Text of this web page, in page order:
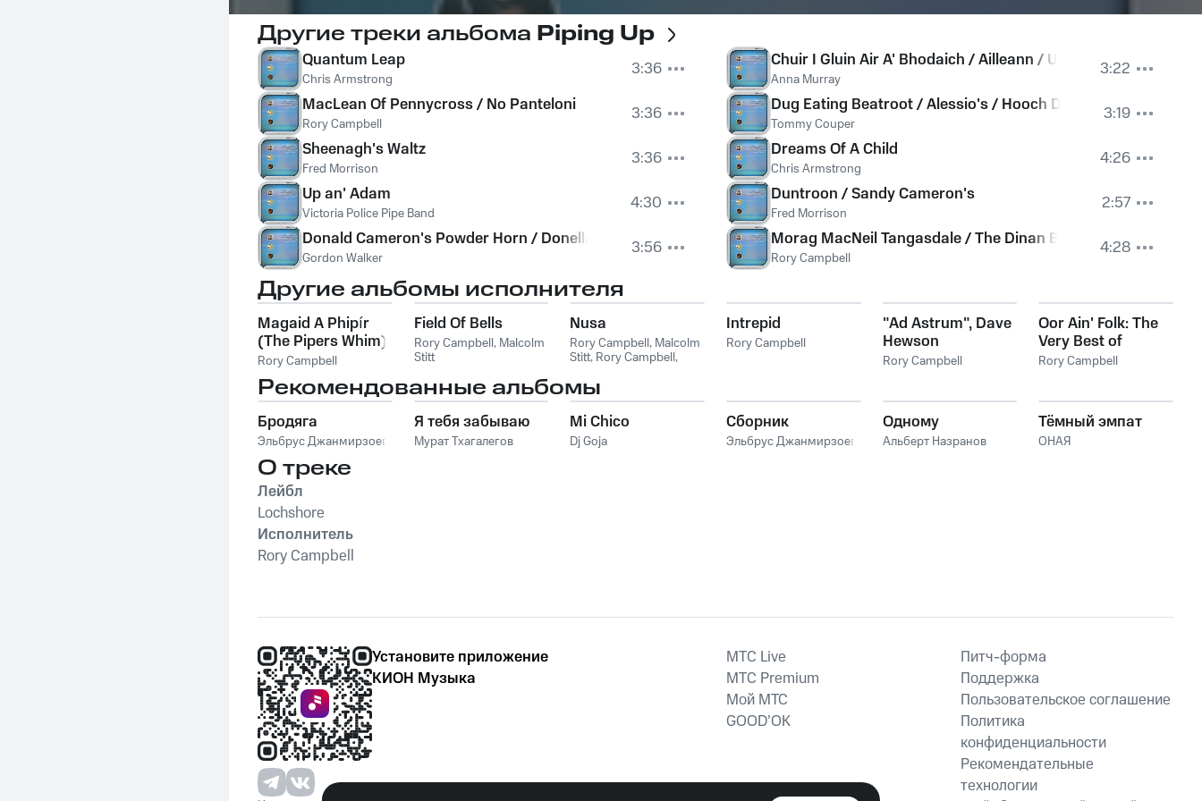
Другие треки альбома Piping Up
Quantum Leap
Chris Armstrong
3:36
MacLean Of Pennycross / No Panteloni
Rory Campbell
3:36
Sheenagh's Waltz
Fred Morrison
3:36
Up an' Adam
Victoria Police Pipe Band
4:30
Donald Cameron's Powder Horn / Donella Beaton / Troy's Wedding / Glasgow City Police Pipers
Gordon Walker 3:56
Chuir I Gluin Air A' Bhodaich / Ailleann / Untitled Reel / In And
Anna Murray
3:22
Dug Eating Beatroot / Alessio's / Hooch Drinker's Jig
Tommy Couper
3:19
Dreams Of A Child
Chris Armstrong
4:26
Duntroon / Sandy Cameron's
Fred Morrison
2:57
Morag MacNeil Tangasdale / The Dinan Brog Donnachadh
Rory Campbell 4:28
Другие альбомы исполнителя
Magaid A Phipír
(The Pipers Whim)
Rory Campbell
Field Of Bells
Rory Campbell, Malcolm
Stitt
Nusa
Rory Campbell, Malcolm
Stitt, Rory Campbell,
Intrepid
Rory Campbell
"Ad Astrum", Dave
Hewson
Rory Campbell
Oor Ain' Folk: The
Very Best of
Scottish Music,
Rory Campbell
Рекомендованные альбомы
Бродяга
Эльбрус Джанмирзоев
Я тебя забываю
Мурат Тхагалегов
Mi Chico
Dj Goja
Сборник
Эльбрус Джанмирзоев
Одному
Альберт Назранов
Тёмный эмпат
ОНАЯ
О треке
Лейбл
Lochshore
Исполнитель
Rory Campbell
Установите приложение
КИОН Музыка
MTС Live
MTС Premium
Мой МТС
GOOD’OK
Питч-форма
Поддержка
Пользовательское соглашение
Политика
конфиденциальности
Рекомендательные
технологии